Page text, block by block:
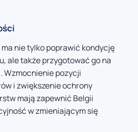
nie tylko poprawić kondycję
ale także przygotować go na
Wzmocnienie pozycji
i zwiększenie ochrony
mają zapewnić Belgii
w zmieniającym się